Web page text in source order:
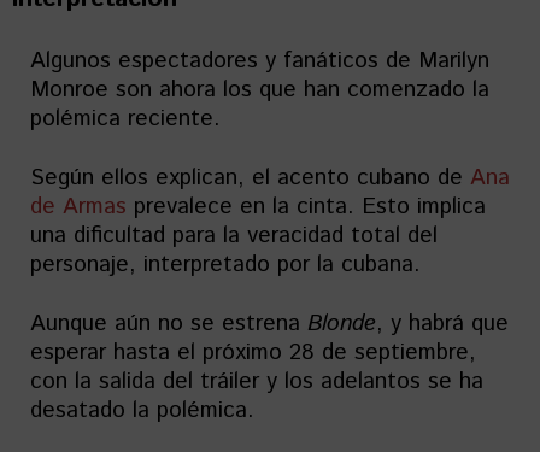
Algunos espectadores y fanáticos de Marilyn
Monroe son ahora los que han comenzado la
polémica reciente.
Según ellos explican, el acento cubano de Ana
de Armas prevalece en la cinta. Esto implica
una dificultad para la veracidad total del
personaje, interpretado por la cubana.
Aunque aún no se estrena Blonde, y habrá que
esperar hasta el próximo 28 de septiembre,
con la salida del tráiler y los adelantos se ha
desatado la polémica.